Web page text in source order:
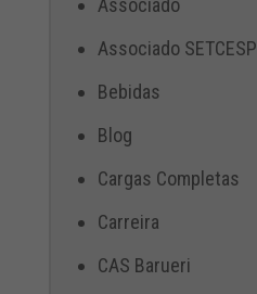
Associado
Associado SETCESP
Bebidas
Blog
Cargas Completas
Carreira
CAS Barueri